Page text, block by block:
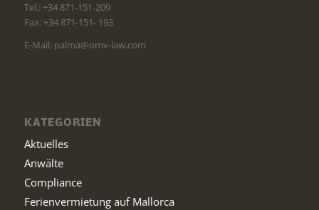
Tel.: +34 871-151-209
Fax: +34 871-151- 193
E-Mail: palma@omv-law.com
KATEGORIEN
Aktuelles
Anwälte
Compliance
Ferienvermietung auf Mallorca